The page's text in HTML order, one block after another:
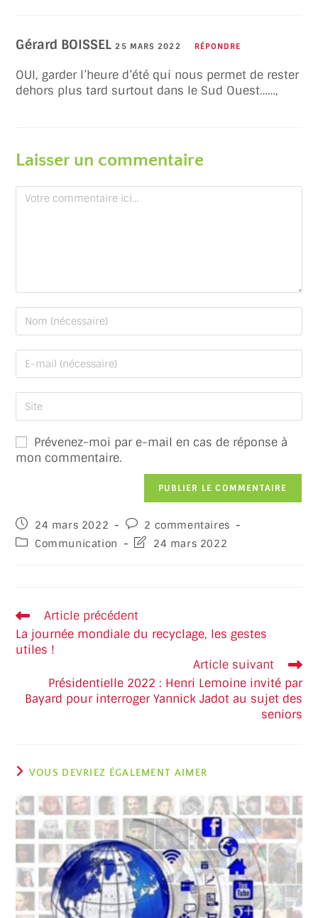
Gérard BOISSEL25 MARS 2022 RÉPONDRE
OUI, garder l’heure d’été qui nous permet de rester
dehors plus tard surtout dans le Sud Ouest……,
Laisser un commentaire
Prévenez-moi par e-mail en cas de réponse à
mon commentaire.
24 mars 2022
2 commentaires
Communication
24 mars 2022
Article précédent
La journée mondiale du recyclage, les gestes
utiles !
Article suivant
Présidentielle 2022 : Henri Lemoine invité par
Bayard pour interroger Yannick Jadot au sujet des
seniors
VOUS DEVRIEZ ÉGALEMENT AIMER